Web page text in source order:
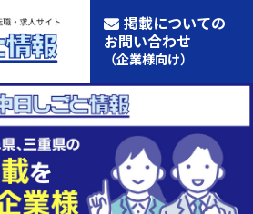
掲載についての
お問い合わせ
（企業様向け）